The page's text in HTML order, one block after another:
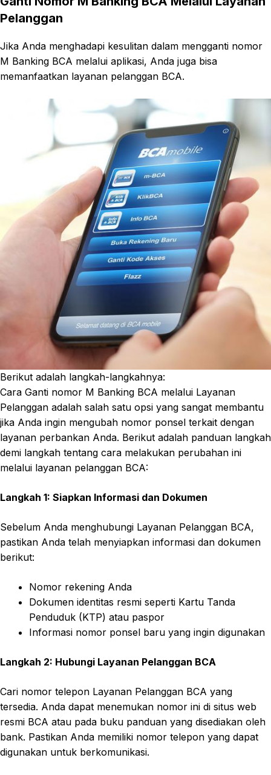
Pelanggan
Jika Anda menghadapi kesulitan dalam mengganti nomor
M Banking BCA melalui aplikasi, Anda juga bisa
memanfaatkan layanan pelanggan BCA.
Berikut adalah langkah-langkahnya:
Cara Ganti nomor M Banking BCA melalui Layanan
Pelanggan adalah salah satu opsi yang sangat membantu
jika Anda ingin mengubah nomor ponsel terkait dengan
layanan perbankan Anda. Berikut adalah panduan langkah
demi langkah tentang cara melakukan perubahan ini
melalui layanan pelanggan BCA:
Langkah 1: Siapkan Informasi dan Dokumen
Sebelum Anda menghubungi Layanan Pelanggan BCA,
pastikan Anda telah menyiapkan informasi dan dokumen
berikut:
Nomor rekening Anda
Dokumen identitas resmi seperti Kartu Tanda
Penduduk (KTP) atau paspor
Informasi nomor ponsel baru yang ingin digunakan
Langkah 2: Hubungi Layanan Pelanggan BCA
Cari nomor telepon Layanan Pelanggan BCA yang
tersedia. Anda dapat menemukan nomor ini di situs web
resmi BCA atau pada buku panduan yang disediakan oleh
bank. Pastikan Anda memiliki nomor telepon yang dapat
digunakan untuk berkomunikasi.